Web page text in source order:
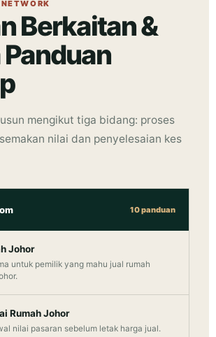
Berkaitan &
mengikut tiga bidang: proses
nilai dan penyelesaian kes
10 panduan
Johor
untuk pemilik yang mahu jual rumah
Rumah Johor
nilai pasaran sebelum letak harga jual.